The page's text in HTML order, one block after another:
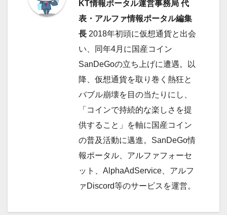
ー
KT情報ポータル運営事務局 代
表・アルファ情報ポータル編集
長 2018年初頭に仮想通貨と出会
い、同年4月に国産コイン
SanDeGoの立ち上げに遭遇。以
降、仮想通貨を取り巻く熱狂と
バブル崩壊を目の当たりにし、
「コインで持続的な楽しさを提
供すること」を軸に国産コイン
の普及活動に邁進。SanDeGo情
報ポータル、アルファフォーセ
ット、AlphaAdService、アルフ
ァDiscord等のサービスを運営。